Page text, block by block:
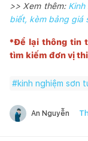
>> Xem thêm:
biết, kèm bảng giá
*Để lại thông tin
tìm kiếm đơn vị
#kinh nghiệm sơn
An Nguyễn